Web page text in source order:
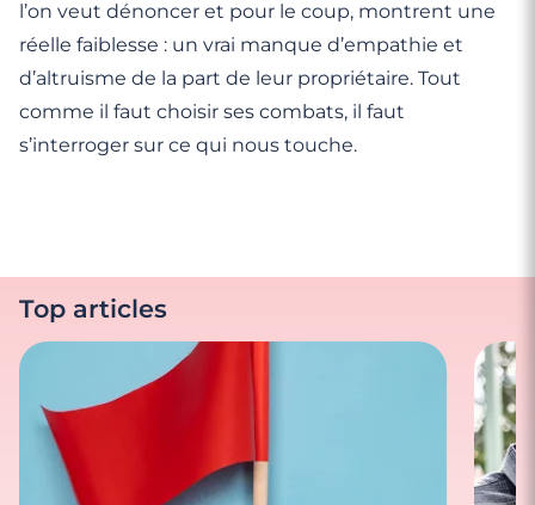
l’on veut dénoncer et pour le coup, montrent une
réelle faiblesse : un vrai manque d’empathie et
d’altruisme de la part de leur propriétaire. Tout
comme il faut choisir ses combats, il faut
s’interroger sur ce qui nous touche.
Top articles